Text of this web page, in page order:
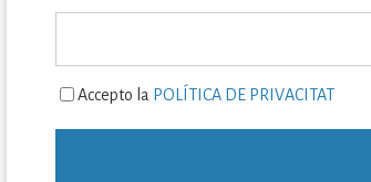
Accepto la POLÍTICA DE PRIVACITAT